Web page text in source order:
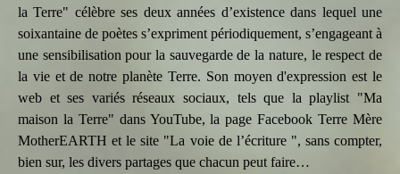
la Terre" célèbre ses deux années d’existence dans lequel une
soixantaine de poètes s’expriment périodiquement, s’engageant à
une sensibilisation pour la sauvegarde de la nature, le respect de
la vie et de notre planète Terre. Son moyen d'expression est le
web et ses variés réseaux sociaux, tels que la playlist "Ma
maison la Terre" dans YouTube, la page Facebook Terre Mère
MotherEARTH et le site "La voie de l’écriture ", sans compter,
bien sur, les divers partages que chacun peut faire…